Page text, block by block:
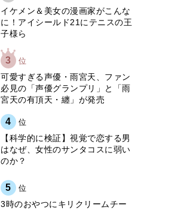
イケメン＆美女の漫画家がこんな
に！アイシールド21にテニスの王
子様ら
3 位
可愛すぎる声優・雨宮天、ファン
必見の「声優グランプリ」と「雨
宮天の有頂天・纏」が発売
4 位
【科学的に検証】視覚で恋する男
はなぜ、女性のサンタコスに弱い
のか？
5 位
3時のおやつにキリクリームチー